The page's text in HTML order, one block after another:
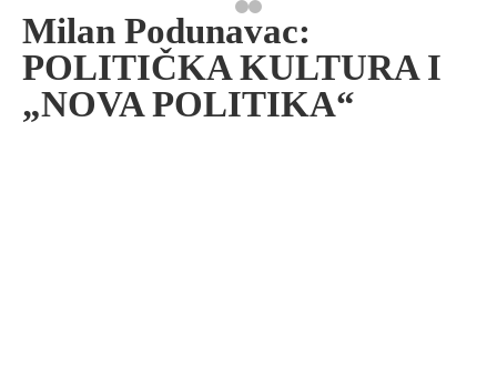
Milan Podunavac:
POLITIČKA KULTURA I
„NOVA POLITIKA“